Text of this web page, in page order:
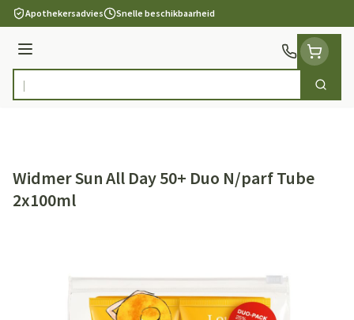
Ga naar de inhoud
Apothekersadvies Snelle beschikbaarheid
Menu
Product, merk, categorie... Zoek
Widmer Sun All Day 50+ Duo N/parf Tube
2x100ml